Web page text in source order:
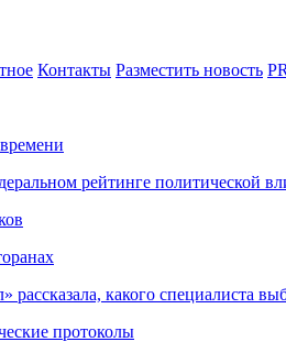
Контакты Разместить новость
рейтинге политической
рассказала, какого специалиста
протоколы